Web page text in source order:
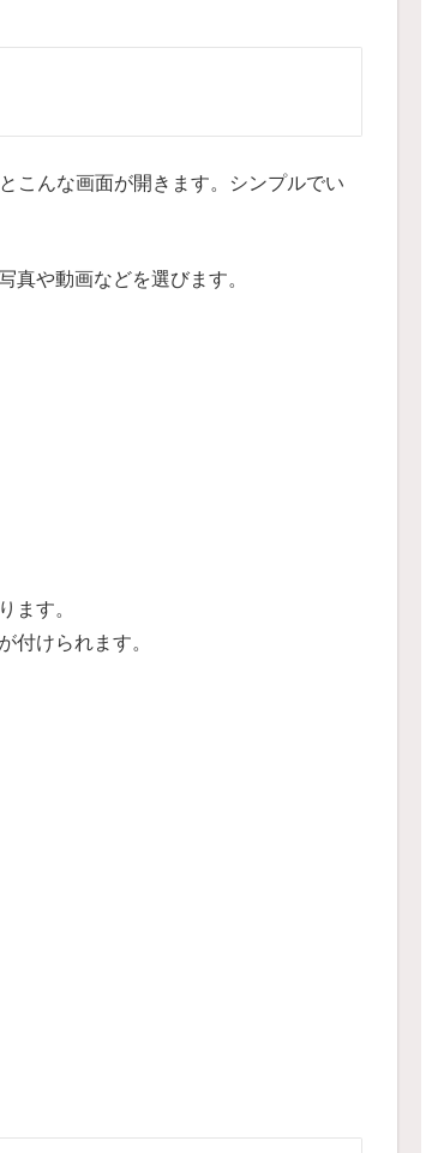
こんな画面が開きます。シンプルでい
真や動画などを選びます。
ます。
付けられます。